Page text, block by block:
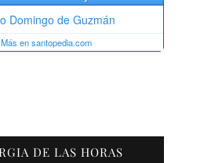
DE LAS HORAS